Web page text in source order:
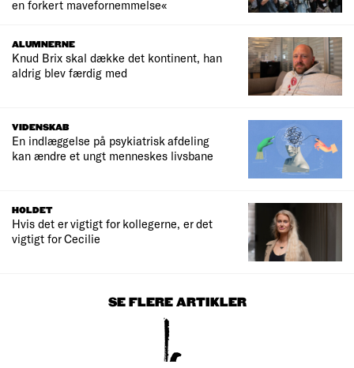
en forkert mavefornemmelse«
ALUMNERNE
Knud Brix skal dække det kontinent, han
aldrig blev færdig med
VIDENSKAB
En indlæggelse på psykiatrisk afdeling
kan ændre et ungt menneskes livsbane
HOLDET
Hvis det er vigtigt for kollegerne, er det
vigtigt for Cecilie
SE FLERE ARTIKLER